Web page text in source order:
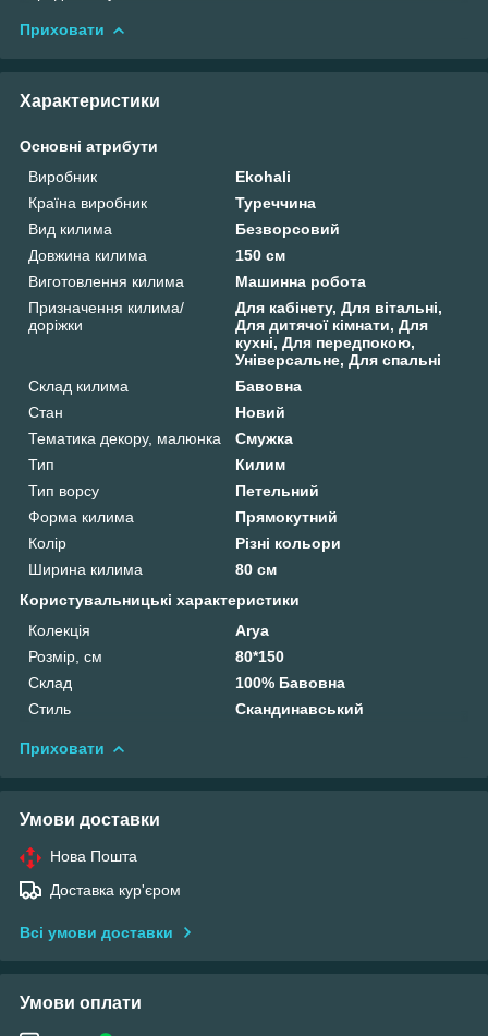
Приховати
Характеристики
Основні атрибути
Виробник
Ekohali
Країна виробник
Туреччина
Вид килима
Безворсовий
Довжина килима
150 см
Виготовлення килима
Машинна робота
Призначення килима/
доріжки
Для кабінету, Для вітальні,
Для дитячої кімнати, Для
кухні, Для передпокою,
Універсальне, Для спальні
Склад килима
Бавовна
Стан
Новий
Тематика декору, малюнка
Смужка
Тип
Килим
Тип ворсу
Петельний
Форма килима
Прямокутний
Колір
Різні кольори
Ширина килима
80 см
Користувальницькі характеристики
Колекція
Arya
Розмір, см
80*150
Склад
100% Бавовна
Стиль
Скандинавський
Приховати
Умови доставки
Нова Пошта
Доставка кур'єром
Всі умови доставки
Умови оплати